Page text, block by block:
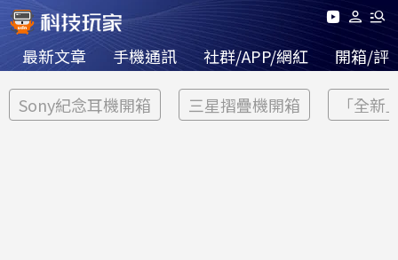
最新文章 手機通訊 社群/APP/網紅 開箱/評
Sony紀念耳機開箱 三星摺疊機開箱 「全新